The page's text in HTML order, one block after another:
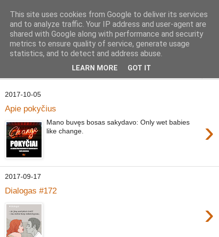
Geležinė Lapė
Tas pats, kas ir Geležinis Vilkas, tik Lapė.
2017-10-05
Apie pokyčius
›
Mano buvęs bosas sakydavo: Only wet babies
like change.
2017-09-17
Dialogas #172
›
This site uses cookies from Google to deliver its services
and to analyze traffic. Your IP address and user-agent are
shared with Google along with performance and security
metrics to ensure quality of service, generate usage
statistics, and to detect and address abuse.
LEARN MORE GOT IT